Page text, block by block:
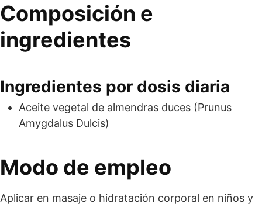
Composición e
ingredientes
Ingredientes por dosis diaria
Aceite vegetal de almendras duces (Prunus
Amygdalus Dulcis)
Modo de empleo
Aplicar en masaje o hidratación corporal en niños y